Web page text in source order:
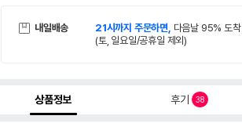
내일배송 21시까지 주문하면, 다음날 95% 도착
(토, 일요일/공휴일 제외)
상품정보 후기 38